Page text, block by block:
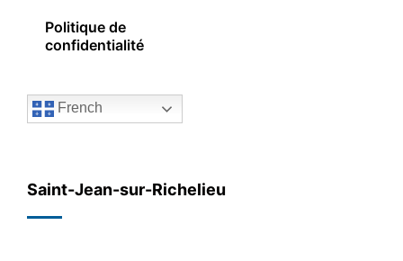
Politique de
confidentialité
French
Saint-Jean-sur-Richelieu